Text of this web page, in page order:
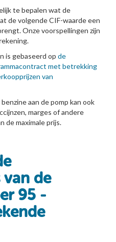
te bepalen wat de
de volgende CIF-waarde een
Onze voorspellingen zijn
is gebaseerd op de
met betrekking
van
aan de pomp kan ook
marges of andere
de maximale prijs.
de
95 -